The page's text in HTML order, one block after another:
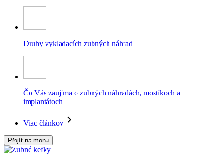
Druhy vykladacích zubných náhrad
Čo Vás zaujíma o zubných náhradách, mostíkoch a
implantátoch
Viac článkov
Přejít na menu